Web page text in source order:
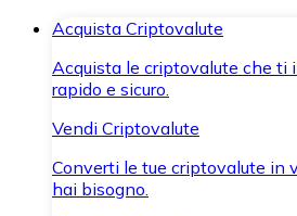
Acquista Criptovalute
Acquista le criptovalute che ti
rapido e sicuro.
Vendi Criptovalute
Converti le tue criptovalute in
hai bisogno.